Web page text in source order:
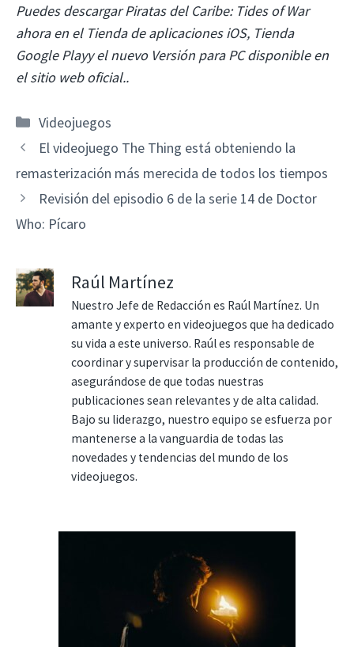
Puedes descargar Piratas del Caribe: Tides of War
ahora en el Tienda de aplicaciones iOS, Tienda
Google Playy el nuevo Versión para PC disponible en
el sitio web oficial..
Categorías
Videojuegos
El videojuego The Thing está obteniendo la
remasterización más merecida de todos los tiempos
Revisión del episodio 6 de la serie 14 de Doctor
Who: Pícaro
Raúl Martínez
Nuestro Jefe de Redacción es Raúl Martínez. Un
amante y experto en videojuegos que ha dedicado
su vida a este universo. Raúl es responsable de
coordinar y supervisar la producción de contenido,
asegurándose de que todas nuestras
publicaciones sean relevantes y de alta calidad.
Bajo su liderazgo, nuestro equipo se esfuerza por
mantenerse a la vanguardia de todas las
novedades y tendencias del mundo de los
videojuegos.